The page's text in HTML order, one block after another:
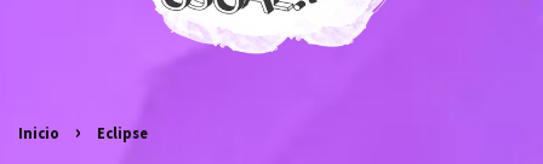
Inicio › Eclipse